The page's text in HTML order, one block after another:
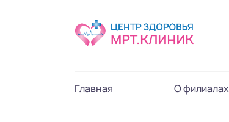
Главная О филиалах